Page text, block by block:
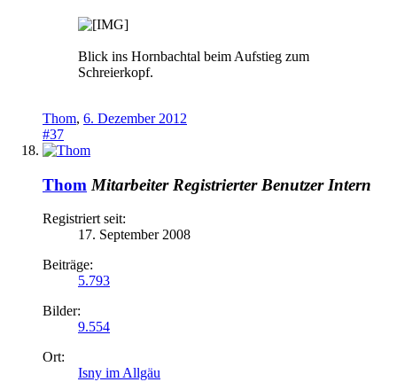
Blick ins Hornbachtal beim Aufstieg zum
Schreierkopf.
Thom, 6. Dezember 2012
#37
Thom Mitarbeiter Registrierter Benutzer Intern
Registriert seit:
17. September 2008
Beiträge:
5.793
Bilder:
9.554
Ort:
Isny im Allgäu